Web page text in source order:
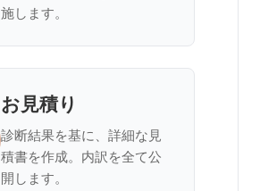
施します。
お見積り
診断結果を基に、詳細な見
積書を作成。内訳を全て公
開します。